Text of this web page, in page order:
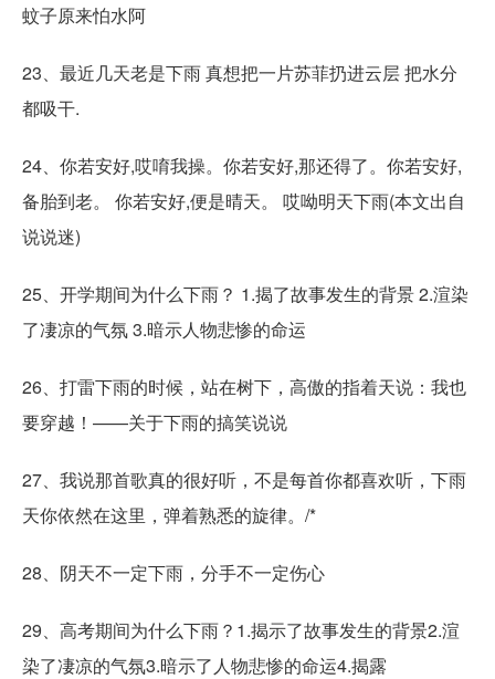
蚊子原来怕水阿
23、最近几天老是下雨 真想把一片苏菲扔进云层 把水分
都吸干.
24、你若安好,哎唷我操。你若安好,那还得了。你若安好,
备胎到老。 你若安好,便是晴天。 哎呦明天下雨(本文出自
说说迷)
25、开学期间为什么下雨？ 1.揭了故事发生的背景 2.渲染
了凄凉的气氛 3.暗示人物悲惨的命运
26、打雷下雨的时候，站在树下，高傲的指着天说：我也
要穿越！——关于下雨的搞笑说说
27、我说那首歌真的很好听，不是每首你都喜欢听，下雨
天你依然在这里，弹着熟悉的旋律。/*
28、阴天不一定下雨，分手不一定伤心
29、高考期间为什么下雨？1.揭示了故事发生的背景2.渲
染了凄凉的气氛3.暗示了人物悲惨的命运4.揭露